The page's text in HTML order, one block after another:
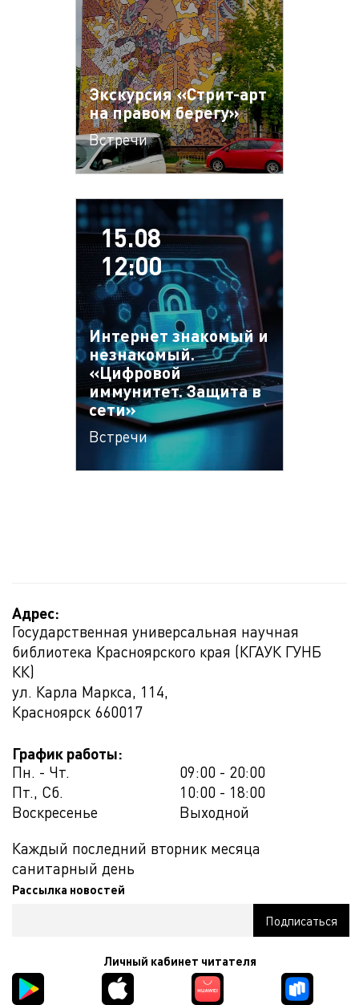
Экскурсия «Стрит-арт
на правом берегу»
Встречи
15.08
12:00
Интернет знакомый и
незнакомый.
«Цифровой
иммунитет. Защита в
сети»
Встречи
Адрес:
Государственная универсальная научная
библиотека Красноярского края (КГАУК ГУНБ
КК)
ул. Карла Маркса, 114,
Красноярск 660017
График работы:
Пн. - Чт.
09:00 - 20:00
Пт., Сб.
10:00 - 18:00
Воскресенье
Выходной
Каждый последний вторник месяца
санитарный день
Рассылка новостей
Личный кабинет читателя